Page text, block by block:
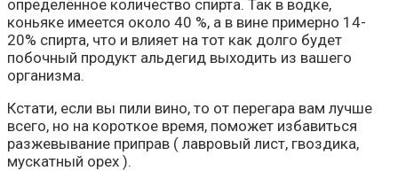
определённое количество спирта. Так в водке,
коньяке имеется около 40 %, а в вине примерно 14-
20% спирта, что и влияет на тот как долго будет
побочный продукт альдегид выходить из вашего
организма.
Кстати, если вы пили вино, то от перегара вам лучше
всего, но на короткое время, поможет избавиться
разжевывание приправ ( лавровый лист, гвоздика,
мускатный орех ).